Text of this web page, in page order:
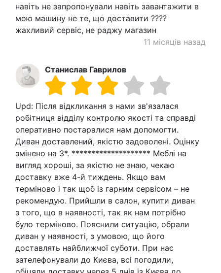
навіть не запропонували навіть завантажити в
мою машину не те, що доставити ????
жахливий сервіс, не раджу магазин
11 місяців назад
Станислав Гаврилов
Upd: Після відкликання з нами зв'язалася
робітниця відділу контролю якості та справді
оперативно постаралися нам допомогти.
Диван доставлений, якістю задоволені. Оцінку
змінено на 3*. ******************** Меблі на
вигляд хороші, за якістю не знаю, чекаю
доставку вже 4-й тиждень. Якщо вам
терміново і так щоб із гарним сервісом – не
рекомендую. Прийшли в салон, купити диван
з того, що в наявності, так як нам потрібно
було терміново. Пояснили ситуацію, обрали
диван у наявності, з умовою, що його
доставлять найближчої суботи. При нас
зателефонували до Києва, всі погодили,